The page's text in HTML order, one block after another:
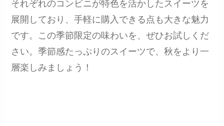
それぞれのコンビニが特色を活かしたスイーツを
展開しており、手軽に購入できる点も大きな魅力
です。この季節限定の味わいを、ぜひお試しくだ
さい。季節感たっぷりのスイーツで、秋をより一
層楽しみましょう！